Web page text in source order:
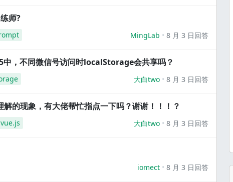
师?
MingLab 8 月 3 日回答
中，不同微信号访问时localStorage会共享吗？
大白two 8 月 3 日回答
的现象，有大佬帮忙指点一下吗？谢谢！！！？
vue.js 大白two 8 月 3 日回答
iomect 8 月 3 日回答